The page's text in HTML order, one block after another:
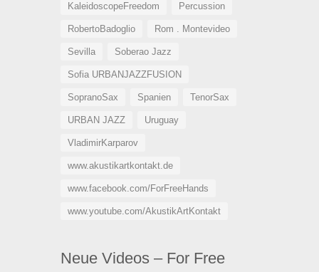
KaleidoscopeFreedom Percussion
RobertoBadoglio Rom . Montevideo
Sevilla Soberao Jazz
Sofia URBANJAZZFUSION
SopranoSax Spanien TenorSax
URBAN JAZZ Uruguay
VladimirKarparov
www.akustikartkontakt.de
www.facebook.com/ForFreeHands
www.youtube.com/AkustikArtKontakt
Neue Videos – For Free